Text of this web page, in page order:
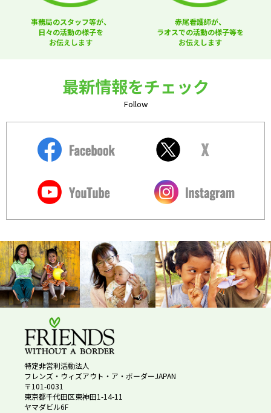
事務局のスタッフ等が、
日々の活動の様子を
お伝えします
赤尾看護師が、
ラオスでの活動の様子等を
お伝えします
最新情報をチェック
Follow
特定非営利活動法人
フレンズ・ウィズアウト・ア・ボーダーJAPAN
〒101-0031
東京都千代田区東神田1-14-11
ヤマダビル6F